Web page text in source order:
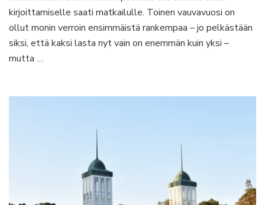
kirjoittamiselle saati matkailulle. Toinen vauvavuosi on
ollut monin verroin ensimmäistä rankempaa – jo pelkästään
siksi, että kaksi lasta nyt vain on enemmän kuin yksi –
mutta …